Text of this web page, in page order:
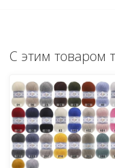
С этим товаром